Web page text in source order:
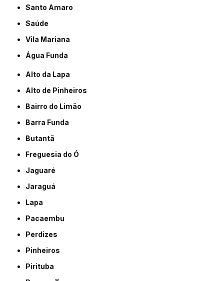
Santo Amaro
Saúde
Vila Mariana
Água Funda
Alto da Lapa
Alto de Pinheiros
Bairro do Limão
Barra Funda
Butantã
Freguesia do Ó
Jaguaré
Jaraguá
Lapa
Pacaembu
Perdizes
Pinheiros
Pirituba